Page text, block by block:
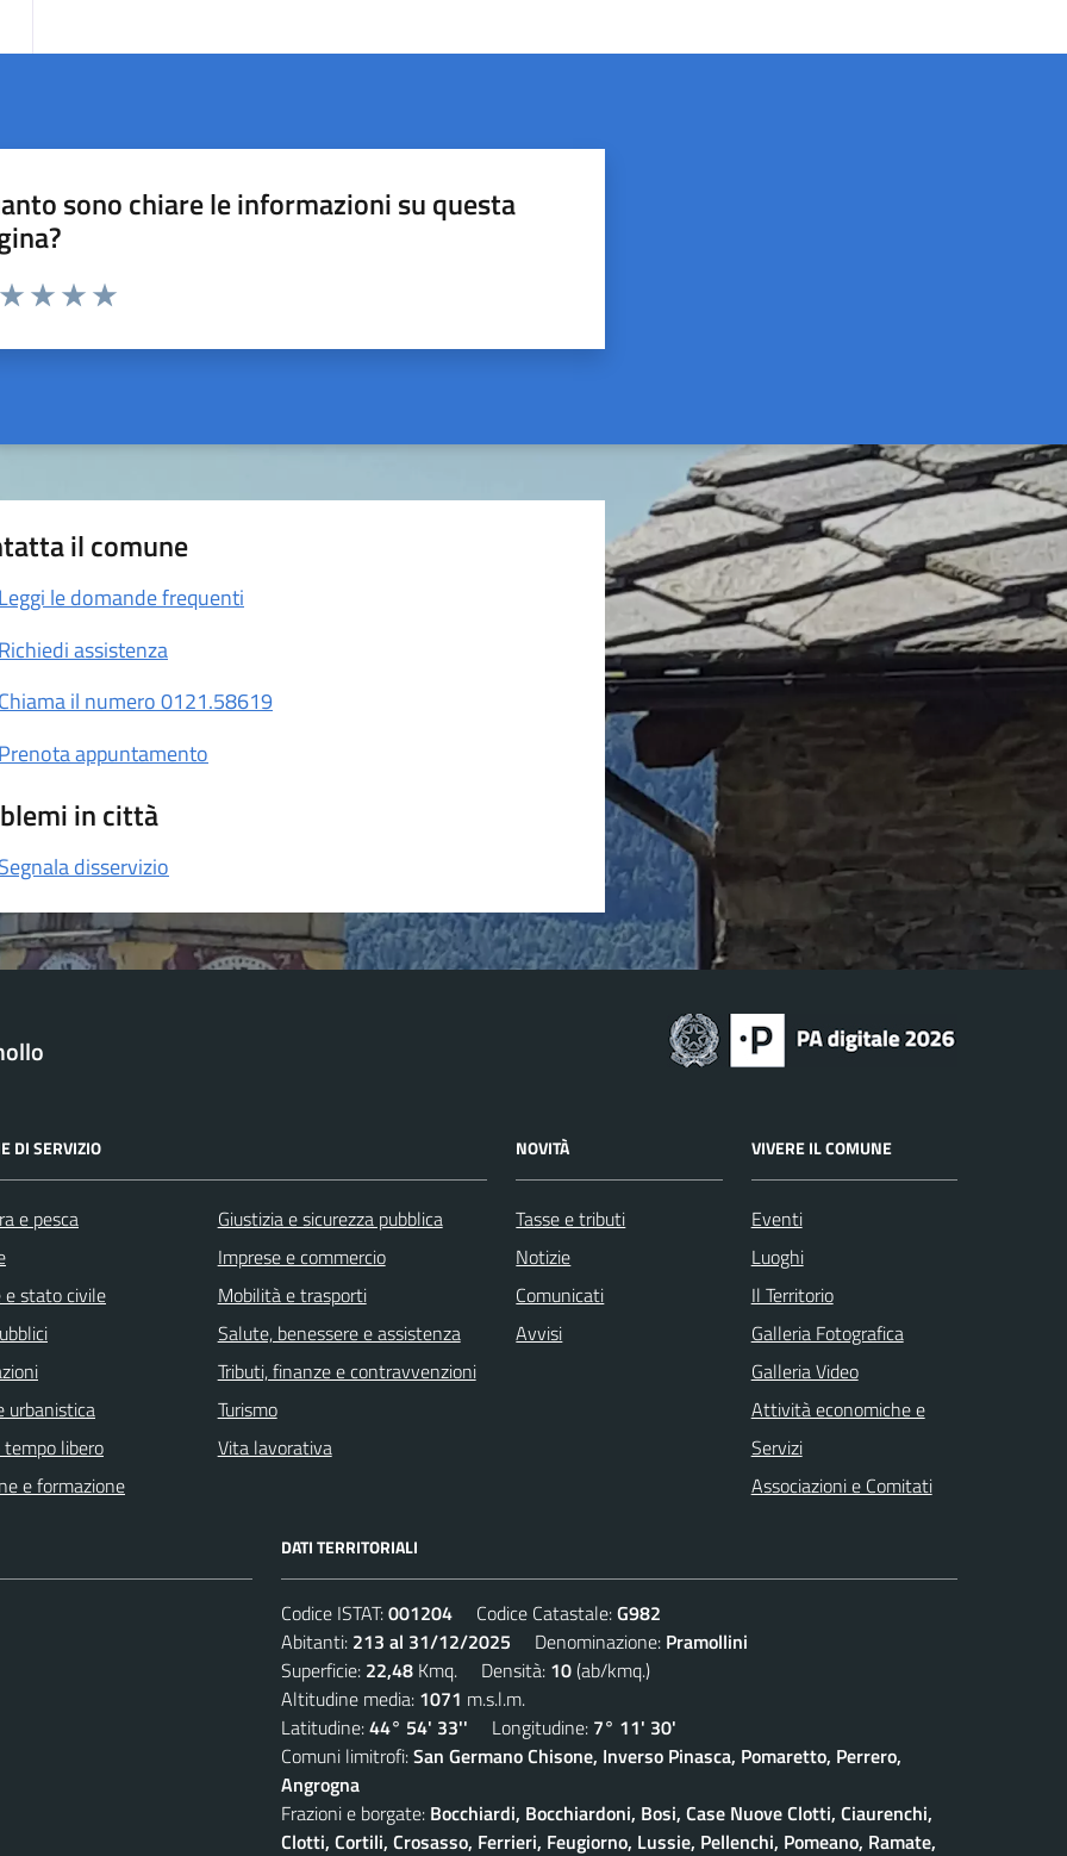
sono chiare le informazioni su questa
da 1 a 5 stelle la pagina
il comune
Leggi le domande frequenti
Richiedi assistenza
Chiama il numero 0121.58619
Prenota appuntamento
in città
Segnala disservizio
DI SERVIZIO
e pesca
e stato civile
urbanistica
libero
e formazione
Giustizia e sicurezza pubblica
Imprese e commercio
Mobilità e trasporti
Salute, benessere e assistenza
Tributi, finanze e contravvenzioni
Turismo
Vita lavorativa
NOVITÀ
Tasse e tributi
Notizie
Comunicati
Avvisi
VIVERE IL COMUNE
Eventi
Luoghi
Il Territorio
Galleria Fotografica
Galleria Video
Attività economiche e
Servizi
Associazioni e Comitati
DATI TERRITORIALI
Codice ISTAT:001204 Codice Catastale:G982
Abitanti: 213 al 31/12/2025 Denominazione: Pramollini
Superficie: 22,48 Kmq. Densità: 10(ab/kmq.)
Altitudine media: 1071 m.s.l.m.
Latitudine:44° 54' 33'' Longitudine: 7° 11' 30'
Comuni limitrofi:San Germano Chisone, Inverso Pinasca, Pomaretto, Perrero,
Angrogna
Frazioni e borgate: Bocchiardi, Bocchiardoni, Bosi, Case Nuove Clotti, Ciaurenchi,
Clotti, Cortili, Crosasso, Ferrieri, Feugiorno, Lussie, Pellenchi, Pomeano, Ramate,